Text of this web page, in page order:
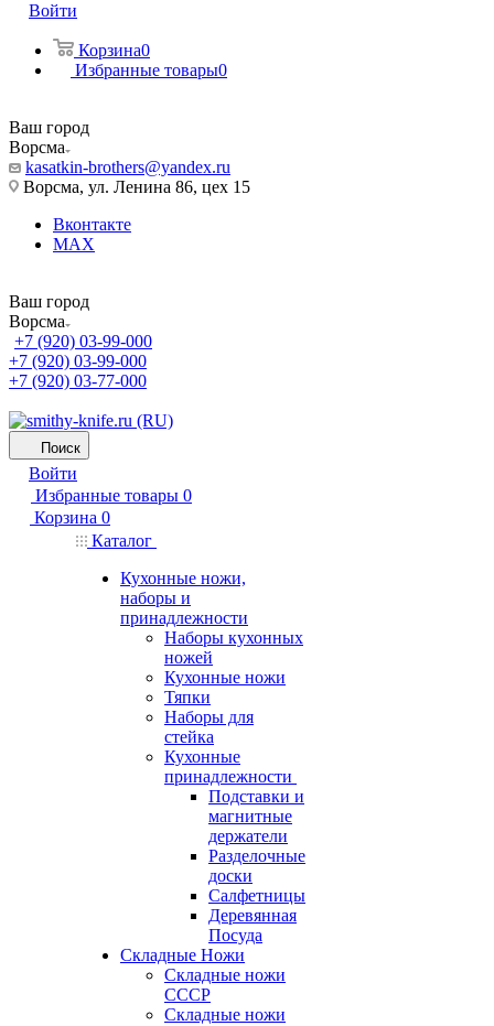
Войти
Корзина0
Избранные товары0
Ваш город
Ворсма
kasatkin-brothers@yandex.ru
Ворсма, ул. Ленина 86, цех 15
Вконтакте
MAX
Ваш город
Ворсма
+7 (920) 03-99-000
+7 (920) 03-99-000
+7 (920) 03-77-000
Поиск
Войти
Избранные товары 0
Корзина 0
Каталог
Кухонные ножи,
наборы и
принадлежности
Наборы кухонных
ножей
Кухонные ножи
Тяпки
Наборы для
стейка
Кухонные
принадлежности
Подставки и
магнитные
держатели
Разделочные
доски
Салфетницы
Деревянная
Посуда
Складные Ножи
Cкладные ножи
СССР
Складные ножи